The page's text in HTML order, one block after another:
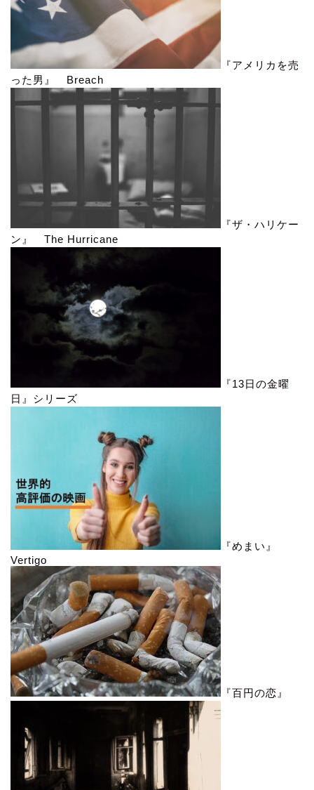
『アメリカを売
った男』 Breach
『ザ・ハリケー
ン』 The Hurricane
『13日の金曜
日』シリーズ
『めまい』
Vertigo
『百円の恋』